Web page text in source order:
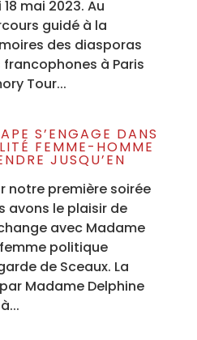
mai 2023. Au
guidé à la
des diasporas
à Paris
Tour...
S’ENGAGE DANS
FEMME-HOMME
JUSQU’EN
notre première soirée
avons le plaisir de
avec Madame
politique
de Sceaux. La
Madame Delphine